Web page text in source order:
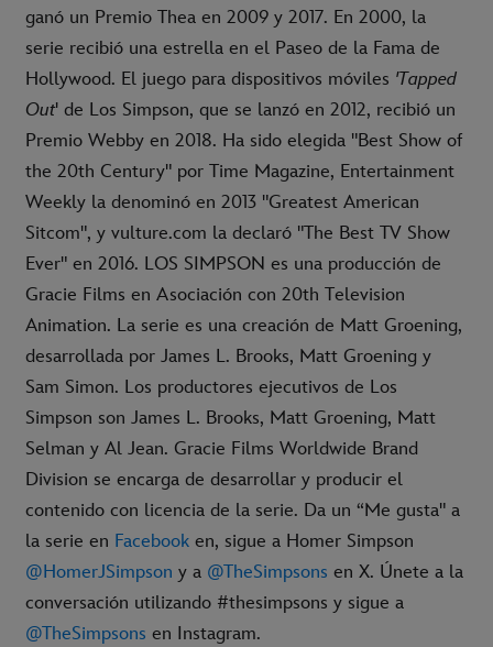
ganó un Premio Thea en 2009 y 2017. En 2000, la
serie recibió una estrella en el Paseo de la Fama de
Hollywood. El juego para dispositivos móviles 'Tapped
Out' de Los Simpson, que se lanzó en 2012, recibió un
Premio Webby en 2018. Ha sido elegida "Best Show of
the 20th Century" por Time Magazine, Entertainment
Weekly la denominó en 2013 "Greatest American
Sitcom", y vulture.com la declaró "The Best TV Show
Ever" en 2016. LOS SIMPSON es una producción de
Gracie Films en Asociación con 20th Television
Animation. La serie es una creación de Matt Groening,
desarrollada por James L. Brooks, Matt Groening y
Sam Simon. Los productores ejecutivos de Los
Simpson son James L. Brooks, Matt Groening, Matt
Selman y Al Jean. Gracie Films Worldwide Brand
Division se encarga de desarrollar y producir el
contenido con licencia de la serie. Da un “Me gusta" a
la serie en Facebook en, sigue a Homer Simpson
@HomerJSimpson y a @TheSimpsons en X. Únete a la
conversación utilizando #thesimpsons y sigue a
@TheSimpsons en Instagram.